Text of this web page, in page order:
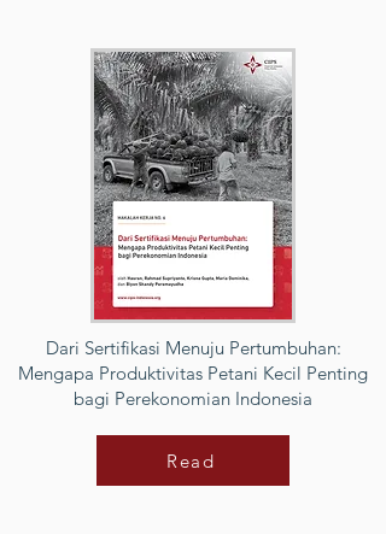
Dari Sertifikasi Menuju Pertumbuhan:
Mengapa Produktivitas Petani Kecil Penting
bagi Perekonomian Indonesia
Read